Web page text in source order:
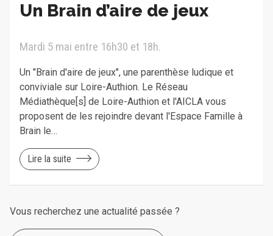
Un Brain d’aire de jeux
Mardi 5 mai entre 16h30 et 18h.
Un "Brain d'aire de jeux", une parenthèse ludique et
conviviale sur Loire-Authion. Le Réseau
Médiathèque[s] de Loire-Authion et l'AICLA vous
proposent de les rejoindre devant l'Espace Famille à
Brain le…
Lire la suite
Vous recherchez une actualité passée ?